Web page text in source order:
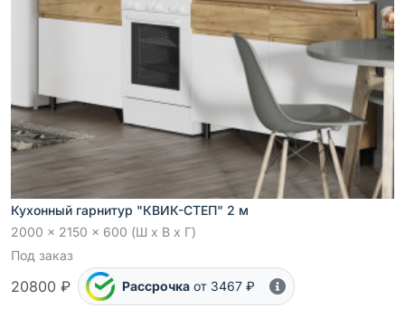
Кухонный гарнитур "КВИК-СТЕП" 2 м
2000 x 2150 x 600 (Ш x В x Г)
Под заказ
20800 ₽ Рассрочка от 3467 ₽